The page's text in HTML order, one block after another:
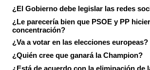
¿El Gobierno debe legislar las redes
¿Le parecería bien que PSOE y PP
concentración?
¿Va a votar en las elecciones europeas?
¿Quién cree que ganará la Champion?
¿Está de acuerdo con la eliminación de